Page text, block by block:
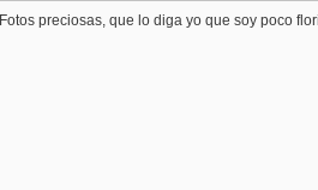
Fotos preciosas, que lo diga yo que soy poco